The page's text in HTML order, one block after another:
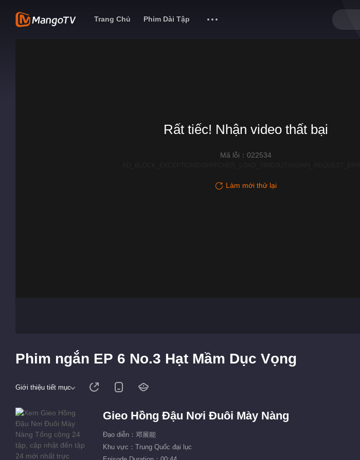
Trang Chủ Phim Dài Tập
Rất tiếc! Nhận video thất bại
Mã lỗi：022534
Làm mới thử lại
Phim ngắn EP 6 No.3 Hạt Mầm Dục Vọng
Giới thiệu tiết mục
Gieo Hồng Đậu Nơi Đuôi Mày Nàng
Đạo diễn：邓展能
Khu vực：Trung Quốc đại lục